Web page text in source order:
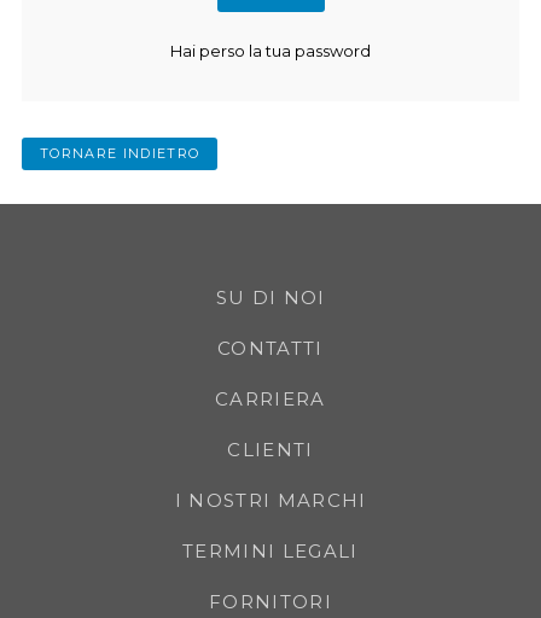
Hai perso la tua password
TORNARE INDIETRO
SU DI NOI
CONTATTI
CARRIERA
CLIENTI
I NOSTRI MARCHI
TERMINI LEGALI
FORNITORI